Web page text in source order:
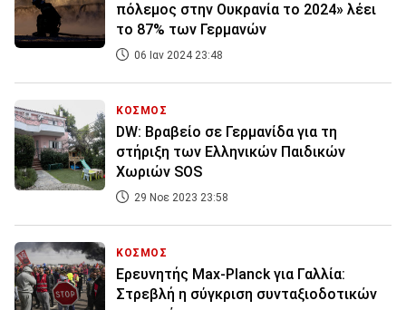
πόλεμος στην Ουκρανία το 2024» λέει
το 87% των Γερμανών
06 Ιαν 2024 23:48
ΚΟΣΜΟΣ
DW: Βραβείο σε Γερμανίδα για τη
στήριξη των Ελληνικών Παιδικών
Χωριών SOS
29 Νοε 2023 23:58
ΚΟΣΜΟΣ
Ερευνητής Max-Planck για Γαλλία:
Στρεβλή η σύγκριση συνταξιοδοτικών